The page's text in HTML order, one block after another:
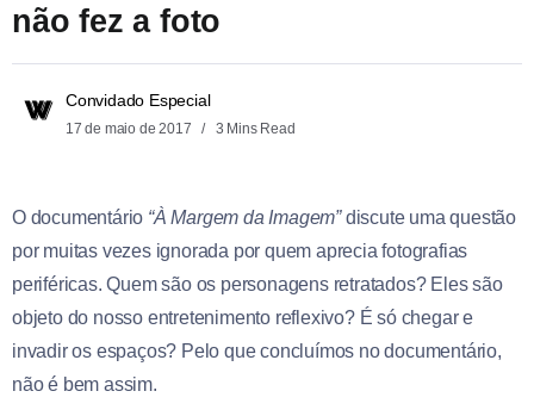
não fez a foto
Convidado Especial
17 de maio de 2017 3 Mins Read
O documentário “À Margem da Imagem”discute uma questão
por muitas vezes ignorada por quem aprecia fotografias
periféricas. Quem são os personagens retratados? Eles são
objeto do nosso entretenimento reflexivo? É só chegar e
invadir os espaços? Pelo que concluímos no documentário,
não é bem assim.